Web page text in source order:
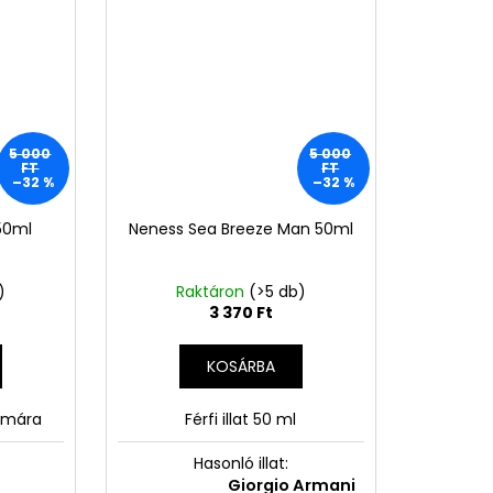
5 000
FT
–32 %
5 000
FT
–32 %
Neness Sea Breeze Man 50ml
Raktáron (>5 db)
3 370 Ft
KOSÁRBA
Férfi illat 50 ml
Hasonló illat:
Giorgio Armani